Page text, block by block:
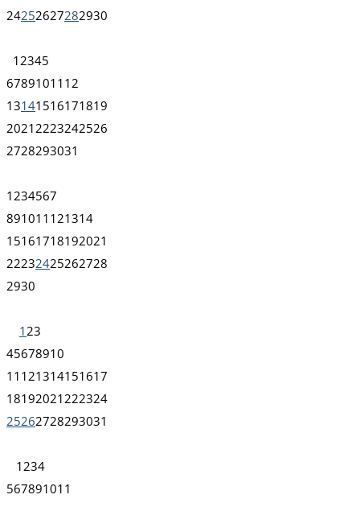
24252627282930
1 2345
67891011 12
13141516171819
2021 2223242526
2728293031
1 234567
891011 121314
15161718192021
22232425262728
2930
1 23
45678910
11 121314151617
18192021 222324
25262728293031
1 234
567891011